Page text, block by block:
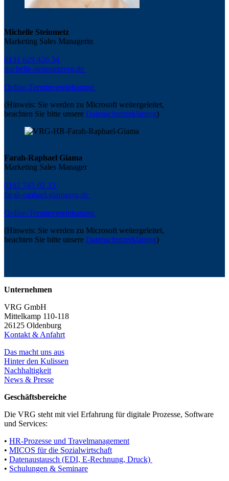
Michelle Steinmetz
Marketing Sales Managerin
0151 629 426 34
michelle.steinmetzvrg.de
Online-Terminvereinbarung
(Hinweis: Sie werden zu Microsoft weitergeleitet,
beachten Sie bitte unsere Datenschutzerklärung)
Farah-Raphael Giama
Marketing Sales Manager
0162 745 02 33
farah-raphael.giamavrg.de
Online-Terminvereinbarung
(Hinweis: Sie werden zu Microsoft weitergeleitet,
beachten Sie bitte unsere Datenschutzerklärung)
Unternehmen
VRG GmbH
Mittelkamp 110-118
26125 Oldenburg
Kontakt & Anfahrt
Das macht uns aus
Hinter den Kulissen
Nachhaltigkeit
News & Presse
Geschäftsbereiche
Die VRG steht mit viel Erfahrung für digitale Prozesse, Software
und Services:
• HR-Prozesse und Travelmanagement
• MICOS für die Sozialwirtschaft
• Datenaustausch (EDI, E-Rechnung, Druck)
• Schulungen & Seminare